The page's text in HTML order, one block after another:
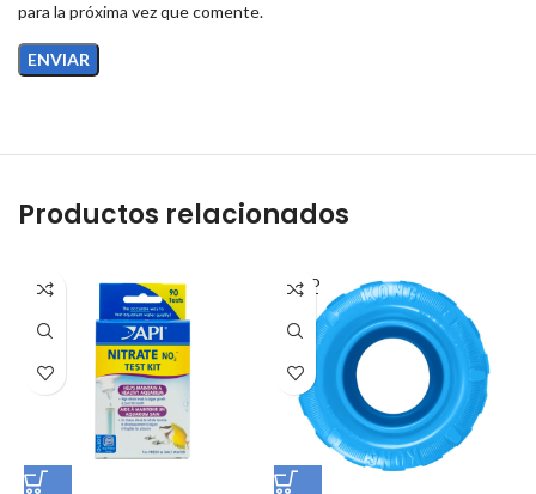
para la próxima vez que comente.
Productos relacionados
SOLD
OUT